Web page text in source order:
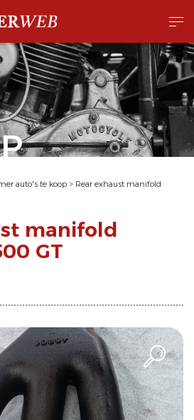
auto's te koop > Rear exhaust manifold
manifold
GT